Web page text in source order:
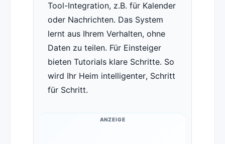
Tool-Integration, z.B. für Kalender
oder Nachrichten. Das System
lernt aus Ihrem Verhalten, ohne
Daten zu teilen. Für Einsteiger
bieten Tutorials klare Schritte. So
wird Ihr Heim intelligenter, Schritt
für Schritt.
ANZEIGE